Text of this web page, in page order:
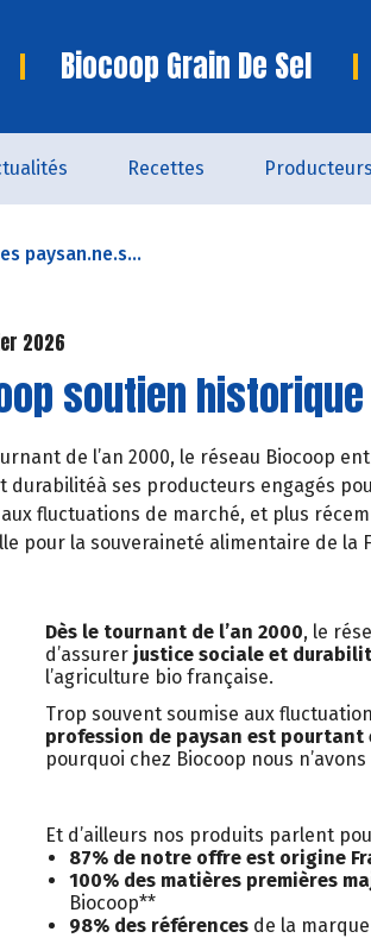
Biocoop Grain De Sel
Recettes Producteurs
paysan.ne.s...
2026
soutien
de l’an 2000, le réseau Biocoop
durabilitéà ses producteurs engagés
fluctuations de marché, et plus
pour la souveraineté alimentaire de la
Dès le tournant de l’an 2000, le
d’assurer justice sociale et
l’agriculture bio française.
Trop souvent soumise aux
profession de paysan est
pourquoi chez Biocoop nous
Et d’ailleurs nos produits parlent
87% de notre offre est origine
100% des matières premières
Biocoop**
98% des références de la